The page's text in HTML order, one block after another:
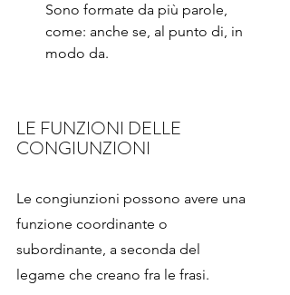
Sono formate da più parole,
come: anche se, al punto di, in
modo da.
LE FUNZIONI DELLE
CONGIUNZIONI
Le congiunzioni possono avere una
funzione coordinante o
subordinante, a seconda del
legame che creano fra le frasi.